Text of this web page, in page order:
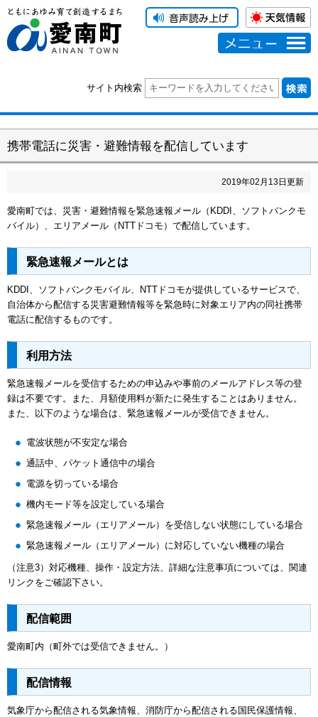
メニュー
サイト内検索
携帯電話に災害・避難情報を配信しています
2019年02 月 13日更新
愛南町では、災害・避難情報を緊急速報メール（KDDI、ソフトバンクモ
バイル）、エリアメール（NTTドコモ）で配信しています。
緊急速報メールとは
KDDI、ソフトバンクモバイル、NTTドコモが提供しているサービスで、
自治体から配信する災害避難情報等を緊急時に対象エリア内の同社携帯
電話に配信するものです。
利用方法
緊急速報メールを受信するための申込みや事前のメールアドレス等の登
録は不要です。また、月額使用料が新たに発生することはありません。
また、以下のような場合は、緊急速報メールが受信できません。
電波状態が不安定な場合
通話中、パケット通信中の場合
電源を切っている場合
機内モード等を設定している場合
緊急速報メール（エリアメール）を受信しない状態にしている場合
緊急速報メール（エリアメール）に対応していない機種の場合
（注意3）対応機種、操作・設定方法、詳細な注意事項については、関連
リンクをご確認下さい。
配信範囲
愛南町内（町外では受信できません。）
配信情報
気象庁から配信される気象情報、消防庁から配信される国民保護情報、